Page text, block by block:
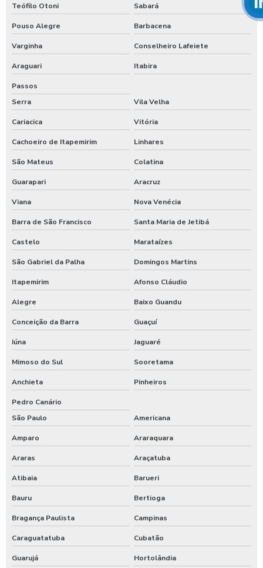
Teófilo Otoni Sabará
Pouso Alegre Barbacena
Varginha Conselheiro Lafeiete
Araguari Itabira
Passos
Serra
Vila Velha
Cariacica Vitória
Cachoeiro de Itapemirim Linhares
São Mateus Colatina
Guarapari Aracruz
Viana Nova Venécia
Barra de São Francisco Santa Maria de Jetibá
Castelo Marataízes
São Gabriel da Palha Domingos Martins
Itapemirim Afonso Cláudio
Alegre Baixo Guandu
Conceição da Barra Guaçuí
Iúna Jaguaré
Mimoso do Sul Sooretama
Anchieta Pinheiros
Pedro Canário
São Paulo
Americana
Amparo Araraquara
Araras Araçatuba
Atibaia Barueri
Bauru Bertioga
Bragança Paulista Campinas
Caraguatatuba Cubatão
Guarujá Hortolândia